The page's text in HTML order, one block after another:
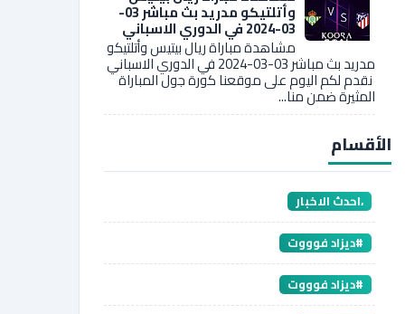
وأتلتيكو مدريد بث مباشر 03-
03-2024 في الدوري الاسباني
مشاهدة مباراة ريال بيتيس وأتلتيكو
مدريد بث مباشر 03-03-2024 في الدوري الاسباني
نقدم لكم اليوم على موقعنا كورة جول المباراة
المثيرة ضمن منا...
الأقسام
،احدث الاخبار
#ديزاد فوووت
#ديزاد فوووت